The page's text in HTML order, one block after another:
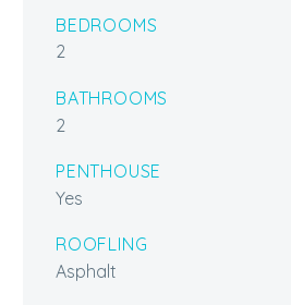
BEDROOMS
2
BATHROOMS
2
PENTHOUSE
Yes
ROOFLING
Asphalt